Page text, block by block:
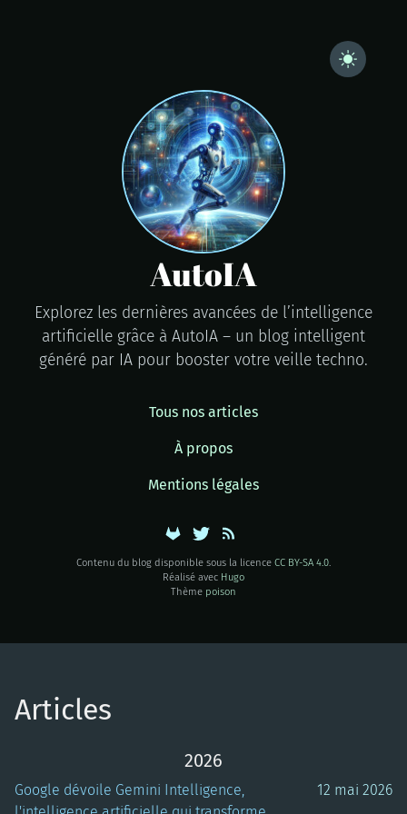
AutoIA
Explorez les dernières avancées de l’intelligence
artificielle grâce à AutoIA – un blog intelligent
généré par IA pour booster votre veille techno.
Tous nos articles
À propos
Mentions légales
Contenu du blog disponible sous la licence CC BY-SA 4.0.
Réalisé avec Hugo
Thème poison
Articles
2026
Google dévoile Gemini Intelligence,
12 mai 2026